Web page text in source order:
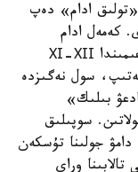
«تولىق ادام» دەپ
كەمەل ادام
ماسەلەسى مۇسىلماندىق الەمنىڭ سوپىلىق اعىمىندا ХІ-ХІІ
سول نەگىزدە
بىلىك»
سوپىلىق
جولىنا تۇسكەن
وراي